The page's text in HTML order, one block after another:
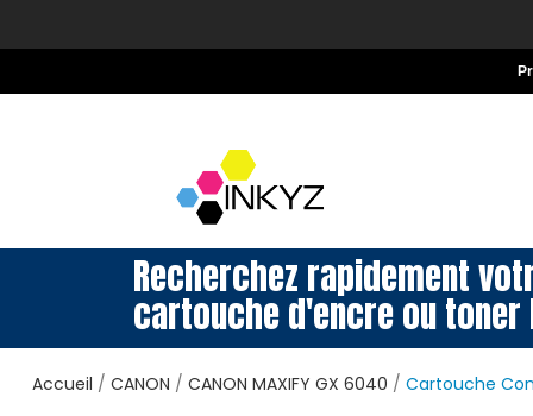
Recherchez rapidement
cartouche d'encre ou toner
Accueil CANON CANON MAXIFY GX 6040 Cartouche